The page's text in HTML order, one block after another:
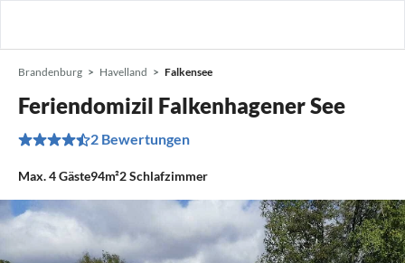
Brandenburg Havelland Falkensee
Feriendomizil Falkenhagener See
2 Bewertungen
Max.4Gäste94m²2Schlafzimmer